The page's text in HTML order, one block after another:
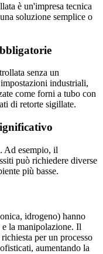
è un'impresa tecnica
soluzione semplice o
senza un
industriali,
come forni a tubo con
di retorte sigillate.
Ad esempio, il
può richiedere diverse
più basse.
idrogeno) hanno
la manipolazione. Il
per un processo
aumentando la